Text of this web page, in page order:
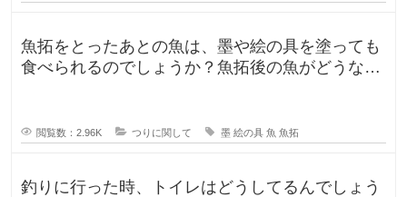
魚拓をとったあとの魚は、墨や絵の具を塗っても
食べられるのでしょうか？魚拓後の魚がどうなる
閲覧数：2.96K つりに関して 墨 絵の具 魚 魚拓
釣りに行った時、トイレはどうしてるんでしょう